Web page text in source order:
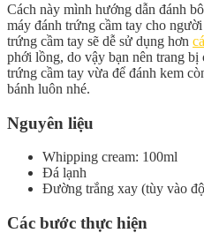
Cách này mình hướng dẫn đánh
máy đánh trứng cầm tay cho
trứng cầm tay sẽ dễ sử dụng hơn
phới lồng, do vậy bạn nên trang
trứng cầm tay vừa để đánh kem
bánh luôn nhé.
Nguyên liệu
Whipping cream: 100ml
Đá lạnh
Đường trắng xay (tùy vào
Các bước thực hiện